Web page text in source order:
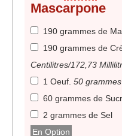
Mascarpone
190 grammes de
190 grammes de
Centilitres/172,73
1 Oeuf. 50 grammes
60 grammes de
2 grammes de Sel
En Option